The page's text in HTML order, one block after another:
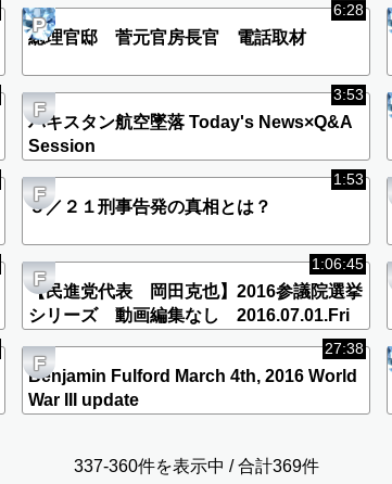
P
6:28
総理官邸 菅元官房長官 電話取材
F
3:53
パキスタン航空墜落 Today's News×Q&A
Session
F
1:53
５／２１刑事告発の真相とは？
F
1:06:45
【民進党代表 岡田克也】2016参議院選挙
シリーズ 動画編集なし 2016.07.01.Fri
F
27:38
Benjamin Fulford March 4th, 2016 World
War III update
337-360件を表示中 / 合計369件